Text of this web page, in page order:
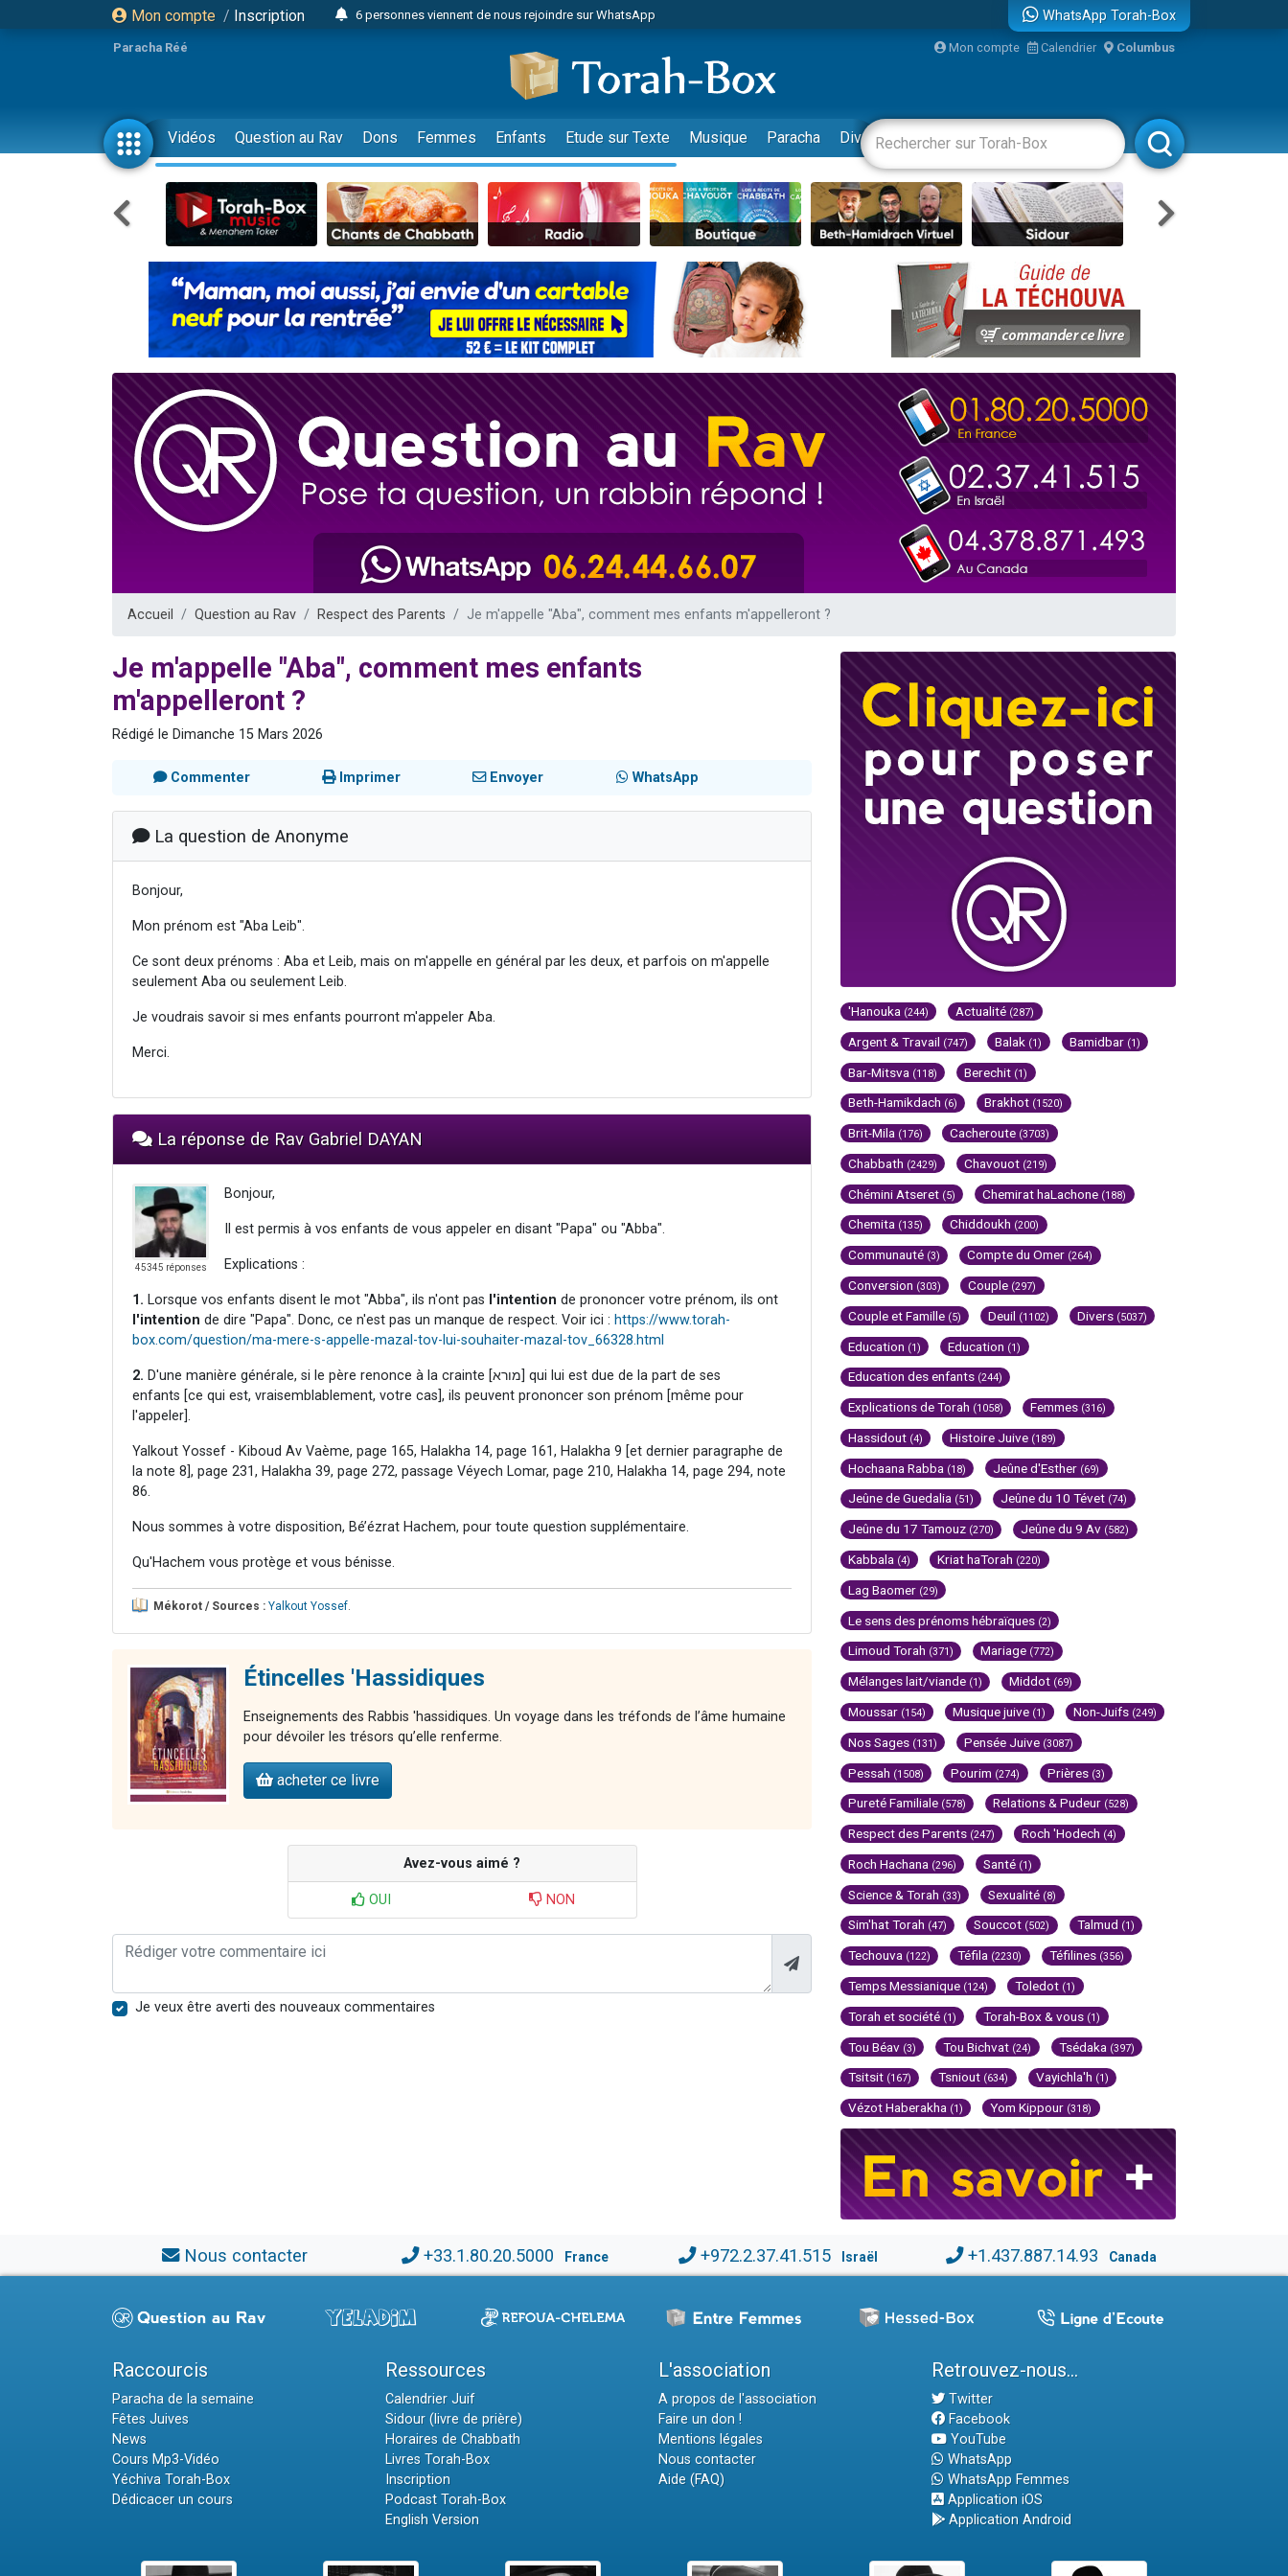
Mon compte / Inscription
6 personnes viennent de nous rejoindre sur WhatsApp
2 personnes viennent de faire un don pour 1 Journée de Vacances Pour les Enfants
17 personnes viennent de demander une bénédiction
4 personnes viennent de nous rejoindre sur WhatsApp
Il reste 49 places pour étudier en groupe sur Zoom
23 personnes viennent de faire un don pour Diane, 80 ans, dans un appartement insalubre
Eva vient de donner son Maasser
4 personnes viennent de nous rejoindre sur WhatsApp
3 personnes viennent de nous rejoindre sur WhatsApp
3 personnes viennent de faire un don pour 5 jours de vacances aux Orphelins
Odaya vient de donner son Maasser
13 personnes viennent de demander une bénédiction
2 personnes viennent de nous rejoindre sur WhatsApp
30 personnes viennent de faire un don pour Sauvez la jambe de Yohan
Il reste 49 places pour étudier en groupe sur Zoom
3 personnes viennent de nous rejoindre sur WhatsApp
2 personnes viennent de nous rejoindre sur WhatsApp
2 personnes viennent de nous rejoindre sur WhatsApp
WhatsApp Torah-Box
Paracha Réé Mon compte Calendrier Columbus
Vidéos Question au Rav Dons Femmes Enfants Etude sur Texte Musique Paracha Divertissements Livres Rabbanim
Accueil Question au Rav Respect des Parents Je m'appelle "Aba", comment mes enfants m'appelleront ?
Je m'appelle "Aba", comment mes enfants
m'appelleront ?
Rédigé le Dimanche 15 Mars 2026
Commenter Imprimer Envoyer WhatsApp
La question de Anonyme
Bonjour,
Mon prénom est "Aba Leib".
Ce sont deux prénoms : Aba et Leib, mais on m'appelle en général par les deux, et parfois on m'appelle
seulement Aba ou seulement Leib.
Je voudrais savoir si mes enfants pourront m'appeler Aba.
Merci.
La réponse de Rav Gabriel DAYAN
45345 réponses
Bonjour,
Il est permis à vos enfants de vous appeler en disant "Papa" ou "Abba".
Explications :
1. Lorsque vos enfants disent le mot "Abba", ils n'ont pas l'intention de prononcer votre prénom, ils ont
l'intention de dire "Papa". Donc, ce n'est pas un manque de respect. Voir ici : https://www.torah-
box.com/question/ma-mere-s-appelle-mazal-tov-lui-souhaiter-mazal-tov_66328.html
2. D'une manière générale, si le père renonce à la crainte [מורא] qui lui est due de la part de ses
enfants [ce qui est, vraisemblablement, votre cas], ils peuvent prononcer son prénom [même pour
l'appeler].
Yalkout Yossef - Kiboud Av Vaème, page 165, Halakha 14, page 161, Halakha 9 [et dernier paragraphe de
la note 8], page 231, Halakha 39, page 272, passage Véyech Lomar, page 210, Halakha 14, page 294, note
86.
Nous sommes à votre disposition, Bé’ézrat Hachem, pour toute question supplémentaire.
Qu'Hachem vous protège et vous bénisse.
Mékorot / Sources : Yalkout Yossef
Étincelles 'Hassidiques
Enseignements des Rabbis 'hassidiques. Un voyage dans les tréfonds de l’âme humaine
pour dévoiler les trésors qu’elle renferme.
acheter ce livre
Avez-vous aimé ?
OUI NON
Je veux être averti des nouveaux commentaires
'Hanouka (244) Actualité (287)
Argent & Travail (747) Balak (1) Bamidbar (1)
Bar-Mitsva (118) Berechit (1)
Beth-Hamikdach (6) Brakhot (1520)
Brit-Mila (176) Cacheroute (3703)
Chabbath (2429) Chavouot (219)
Chémini Atseret (5) Chemirat haLachone (188)
Chemita (135) Chiddoukh (200)
Communauté (3) Compte du Omer (264)
Conversion (303) Couple (297)
Couple et Famille (5) Deuil (1102) Divers (5037)
Education (1) Education (1)
Education des enfants (244)
Explications de Torah (1058) Femmes (316)
Hassidout (4) Histoire Juive (189)
Hochaana Rabba (18) Jeûne d'Esther (69)
Jeûne de Guedalia (51) Jeûne du 10 Tévet (74)
Jeûne du 17 Tamouz (270) Jeûne du 9 Av (582)
Kabbala (4) Kriat haTorah (220)
Lag Baomer (29)
Le sens des prénoms hébraïques (2)
Limoud Torah (371) Mariage (772)
Mélanges lait/viande (1) Middot (69)
Moussar (154) Musique juive (1) Non-Juifs (249)
Nos Sages (131) Pensée Juive (3087)
Pessah (1508) Pourim (274) Prières (3)
Pureté Familiale (578) Relations & Pudeur (528)
Respect des Parents (247) Roch 'Hodech (4)
Roch Hachana (296) Santé (1)
Science & Torah (33) Sexualité (8)
Sim'hat Torah (47) Souccot (502) Talmud (1)
Techouva (122) Téfila (2230) Téfilines (356)
Temps Messianique (124) Toledot (1)
Torah et société (1) Torah-Box & vous (1)
Tou Béav (3) Tou Bichvat (24) Tsédaka (397)
Tsitsit (167) Tsniout (634) Vayichla'h (1)
Vézot Haberakha (1) Yom Kippour (318)
Nous contacter +33.1.80.20.5000 France +972.2.37.41.515 Israël +1.437.887.14.93 Canada
Raccourcis
Paracha de la semaine
Fêtes Juives
News
Cours Mp3-Vidéo
Yéchiva Torah-Box
Dédicacer un cours
Ressources
Calendrier Juif
Sidour (livre de prière)
Horaires de Chabbath
Livres Torah-Box
Inscription
Podcast Torah-Box
English Version
L'association
A propos de l'association
Faire un don !
Mentions légales
Nous contacter
Aide (FAQ)
Retrouvez-nous...
Twitter
Facebook
YouTube
WhatsApp
WhatsApp Femmes
Application iOS
Application Android